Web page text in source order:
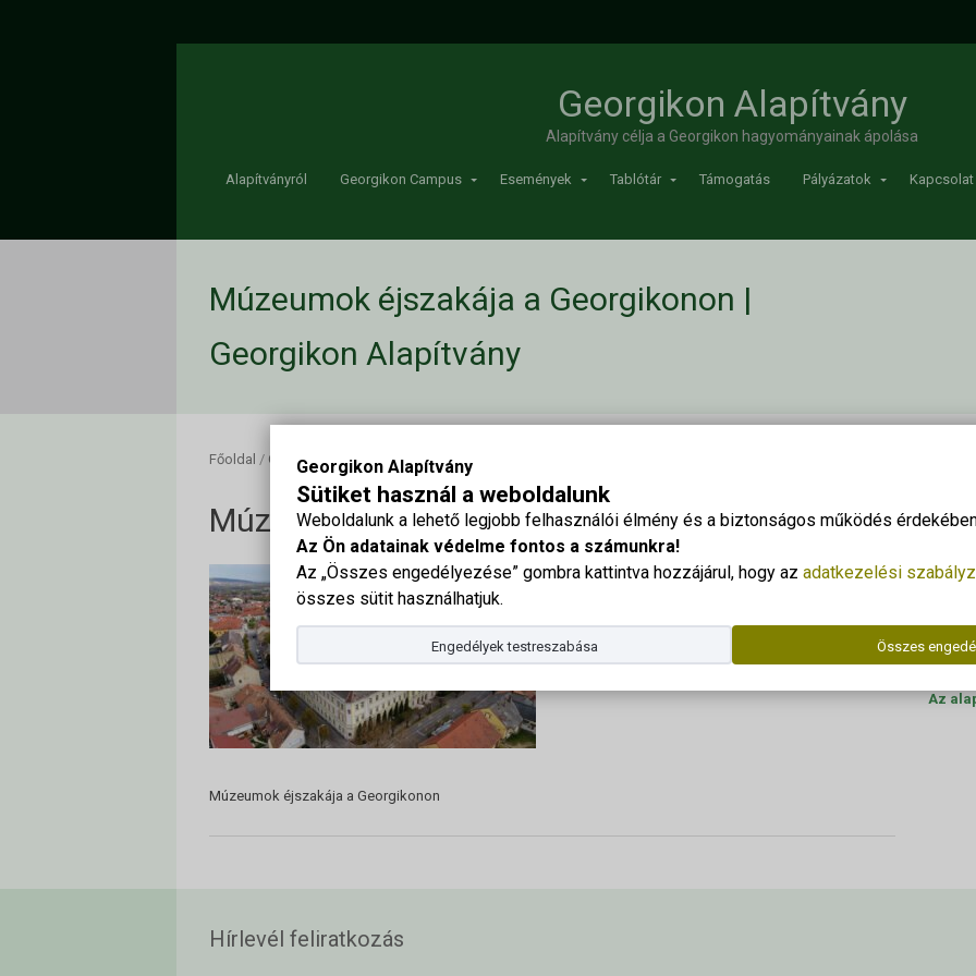
Georgikon Alapítvány
Sütiket használ a weboldalunk
Weboldalunk a lehető legjobb felhasználói élmény és a biztonságos működés
Az Ön adatainak védelme fontos a számunkra!
Az „Összes engedélyezése” gombra kattintva hozzájárul, hogy az adatkezelési
összes sütit használhatjuk.
Összes
Engedélyek testreszabása
Georgikon Alapítvány
Alapítvány célja a Georgikon hagyományainak ápolása
Alapítványról Georgikon Campus Események Tablótár Támogatás Pályázatok Kapcsolat
Múzeumok éjszakája a Georgikonon |
Georgikon Alapítvány
Főoldal / Georgikon 225 / Múzeumok éjszakája a Georgikonon
Múzeumok éjszakája a Georgikonon
Múzeumok éjszakája a Georgikonon
E-
Az
Hírlevél feliratkozás